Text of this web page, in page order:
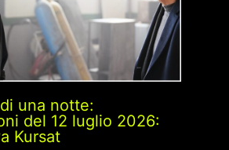
una notte:
del 12 luglio 2026:
Kursat